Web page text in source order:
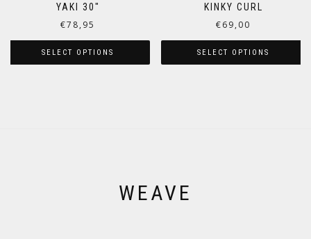
YAKI 30″
€78,95
SELECT OPTIONS
KINKY CURL
€69,00
SELECT OPTIONS
WEAVE